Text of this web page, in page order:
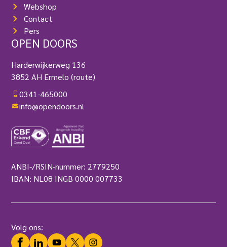
Webshop
Contact
Pers
OPEN DOORS
Harderwijkerweg 136
3852 AH Ermelo(route)
0341-465000
info@opendoors.nl
ANBI-/RSIN-nummer: 2779250
IBAN: NL08 INGB 0000 007733
Volg ons:
Facebook
LinkedInYouTube
TwitterInstagram